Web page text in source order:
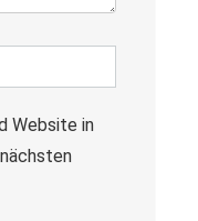
Website in